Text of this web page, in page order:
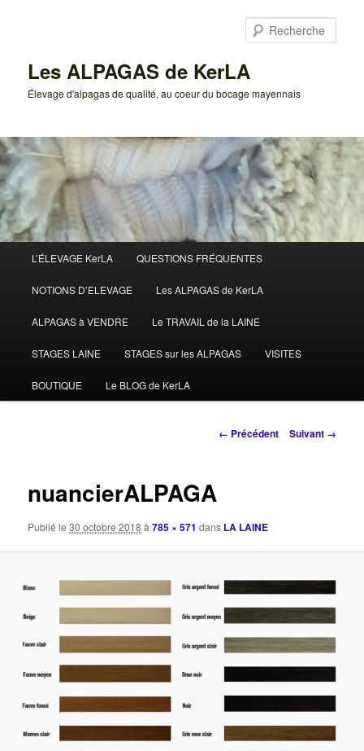
Les ALPAGAS de KerLA
Élevage d'alpagas de qualité, au coeur du bocage mayennais
principal
L’ÉLEVAGE KerLA QUESTIONS FRÉQUENTES
NOTIONS D’ELEVAGE Les ALPAGAS de KerLA
ALPAGAS à VENDRE Le TRAVAIL de la LAINE
STAGES LAINE STAGES sur les ALPAGAS VISITES
BOUTIQUE Le BLOG de KerLA
Navigation
← Précédent Suivant →
nuancierALPAGA
Publié le30 octobre 2018 à785 × 571 dans LA LAINE